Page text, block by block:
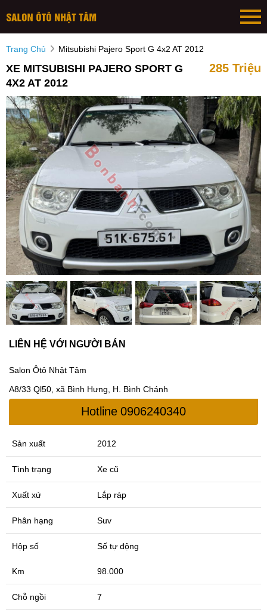
Trang Chủ Mitsubishi Pajero Sport G 4x2 AT 2012
XE MITSUBISHI PAJERO SPORT G
4X2 AT 2012
285 Triệu
LIÊN HỆ VỚI NGƯỜI BÁN
Salon Ôtô Nhật Tâm
A8/33 Ql50, xã Bình Hưng, H. Bình Chánh
Hotline 0906240340
Sản xuất 2012
Tình trạng Xe cũ
Xuất xứ Lắp ráp
Phân hạng Suv
Hộp số Số tự động
Km 98.000
Chỗ ngồi 7